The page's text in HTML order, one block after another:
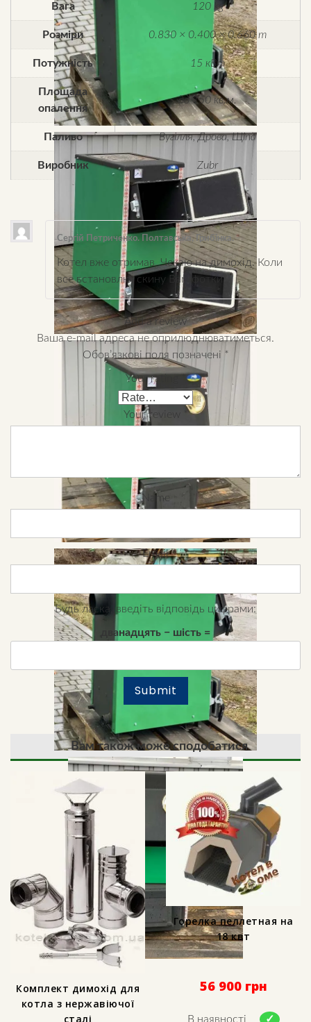
Вага 120 kg
Розміри 0.830 × 0.400 × 0.660 m
Потужність 15 кВт
Площада
опалення
до 150 кв.м.
Паливо Вугілля, Дрова, Щіпа
Виробник Zubr
Сергій Петриченко. Полтавська, Грибінка.–
Котел вже отримав. Чекаю на димохід. Коли
все встановлю, скину Вам фотки.
Add a review
Ваша e-mail адреса не оприлюднюватиметься.
Обов’язкові поля позначені *
Your rating
Your review
Name
Email
Будь ласка, введіть відповідь цифрами:
дванадцять − шість =
Вам також може сподобатися
Комплект димохід для
котла з нержавіючої
сталі
Горелка пеллетная на
18 квт
56 900 грн
В наявності